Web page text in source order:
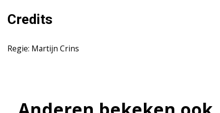
Credits
Regie: Martijn Crins